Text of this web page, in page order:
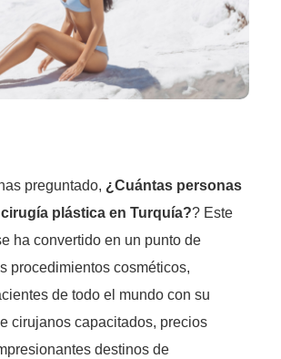
preguntado, ¿Cuántas personas
plástica en Turquía?? Este
ha convertido en un punto de
procedimientos cosméticos,
de todo el mundo con su
cirujanos capacitados, precios
destinos de